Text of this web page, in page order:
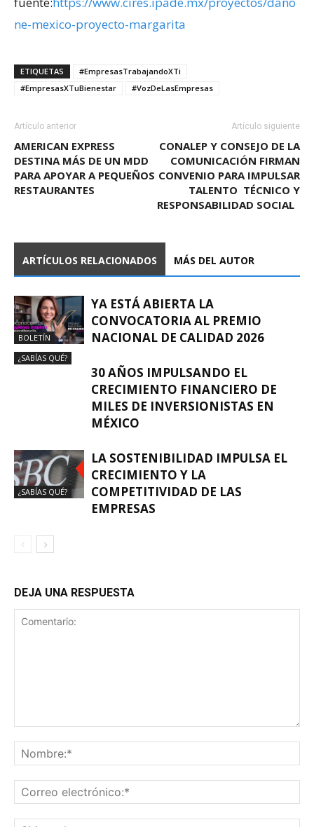
ne-mexico-proyecto-margarita
ETIQUETAS
#EmpresasTrabajandoXTi
#EmpresasXTuBienestar
#VozDeLasEmpresas
Artículo anterior
AMERICAN EXPRESS
DESTINA MÁS DE UN MDD
PARA APOYAR A PEQUEÑOS
RESTAURANTES
Artículo siguiente
CONALEP Y CONSEJO DE LA
COMUNICACIÓN FIRMAN
CONVENIO PARA IMPULSAR
TALENTO TÉCNICO Y
RESPONSABILIDAD SOCIAL
ARTÍCULOS RELACIONADOS MÁS DEL AUTOR
BOLETÍN
YA ESTÁ ABIERTA LA
CONVOCATORIA AL PREMIO
NACIONAL DE CALIDAD 2026
¿SABÍAS QUÉ?
30 AÑOS IMPULSANDO EL
CRECIMIENTO FINANCIERO DE
MILES DE INVERSIONISTAS EN
MÉXICO
¿SABÍAS QUÉ?
LA SOSTENIBILIDAD IMPULSA EL
CRECIMIENTO Y LA
COMPETITIVIDAD DE LAS
EMPRESAS
DEJA UNA RESPUESTA